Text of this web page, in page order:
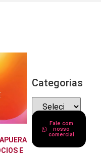
E
Categorias
Fale com
nosso
comercial